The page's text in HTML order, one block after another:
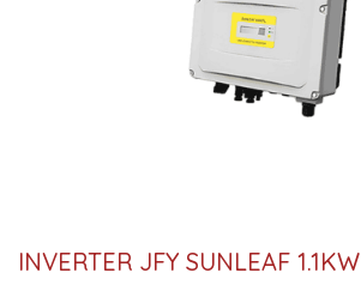
INVERTER JFY SUNLEAF 1.1KW